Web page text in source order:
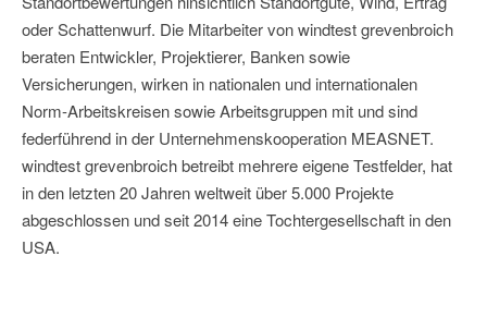
oder Schattenwurf. Die Mitarbeiter von windtest grevenbroich
beraten Entwickler, Projektierer, Banken sowie
Versicherungen, wirken in nationalen und internationalen
Norm-Arbeitskreisen sowie Arbeitsgruppen mit und sind
federführend in der Unternehmenskooperation MEASNET.
windtest grevenbroich betreibt mehrere eigene Testfelder, hat
in den letzten 20 Jahren weltweit über 5.000 Projekte
abgeschlossen und seit 2014 eine Tochtergesellschaft in den
USA.